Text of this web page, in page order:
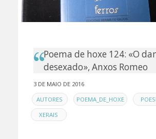
Poema de hoxe 124: «O
desexado», Anxos Romeo
3 DE MAIO DE 2016
EN AUTORES , POEMA_DE_HOXE ,
XERAIS